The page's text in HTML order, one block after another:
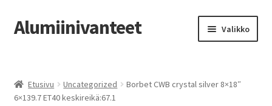
Siirry
navigointiin
Siirry
sisältöön
Alumiinivanteet Valikko
Kauppa
Etusivu Uncategorized
Borbet CWB crystal silver 8×18″
6×139.7 ET40 keskireikä:67.1